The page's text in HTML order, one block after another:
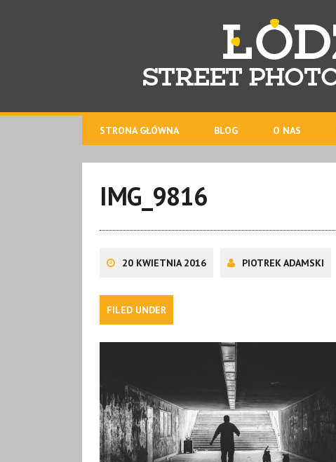
STRONA GŁÓWNA BLOG O NAS
IMG_9816
20 KWIETNIA 2016 PIOTREK ADAMSKI
FILED UNDER